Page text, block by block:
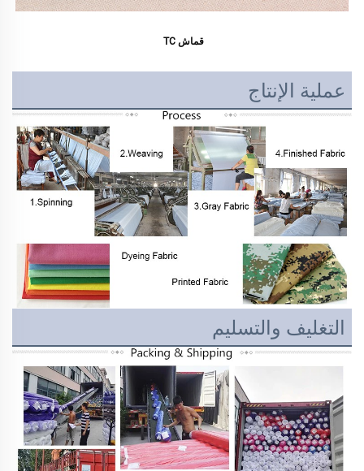
قماش TC
عملية الإنتاج
التغليف والتسليم